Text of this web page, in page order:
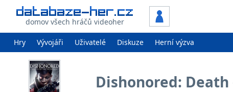
domov všech hráčů videoher
Hry Vývojáři Uživatelé Diskuze Herní výzva
Dishonored: